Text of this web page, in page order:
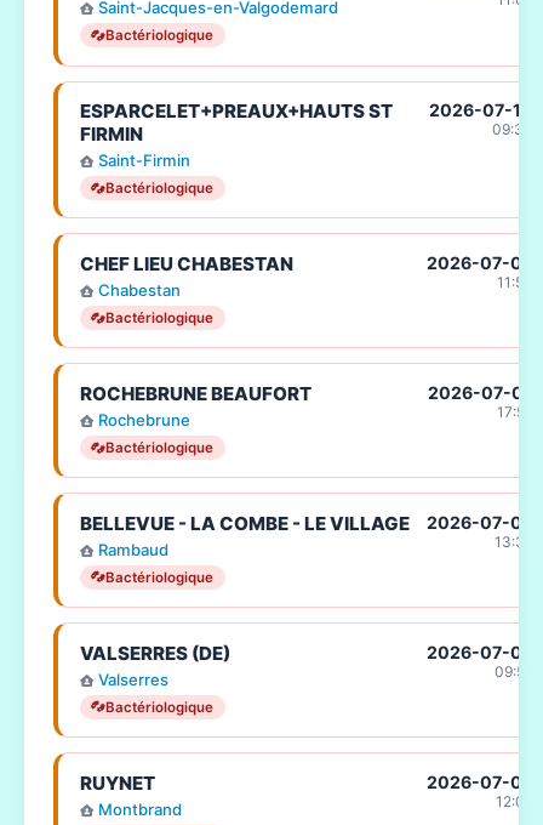
Saint-Jacques-en-Valgodemard
Bactériologique
ESPARCELET+PREAUX+HAUTS ST
FIRMIN
Saint-Firmin
Bactériologique
2026-07-10
09:30
CHEF LIEU CHABESTAN
Chabestan
Bactériologique
2026-07-08
11:54
ROCHEBRUNE BEAUFORT
Rochebrune
Bactériologique
2026-07-07
17:55
BELLEVUE - LA COMBE - LE VILLAGE
Rambaud
Bactériologique
2026-07-03
13:35
VALSERRES (DE)
Valserres
Bactériologique
2026-07-03
09:56
RUYNET
Montbrand
2026-07-02
12:07